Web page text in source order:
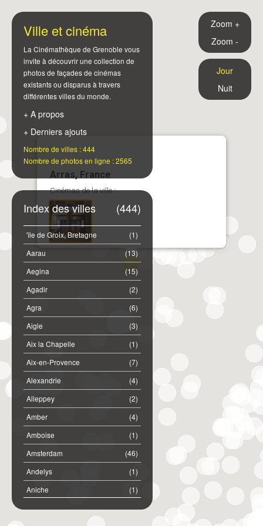
Arras, France
Cinémas de la ville :
Ville et cinéma
La Cinémathèque de Grenoble vous
invite à découvrir une collection de
photos de façades de cinémas
existants ou disparus à travers
différentes villes du monde.
+ A propos
+ Derniers ajouts
Nombre de villes : 444
Nombre de photos en ligne : 2565
(444)
Index des villes
(1)
'île de Groix, Bretagne
(13)
Aarau
(15)
Aegina
(2)
Agadir
(6)
Agra
(3)
Aigle
(1)
Aix la Chapelle
(7)
Aix-en-Provence
(4)
Alexandrie
(2)
Alleppey
(4)
Amber
(1)
Amboise
(46)
Amsterdam
(1)
Andelys
(1)
Aniche
(2)
Annemasse
Zoom +
Zoom -
Jour
Nuit